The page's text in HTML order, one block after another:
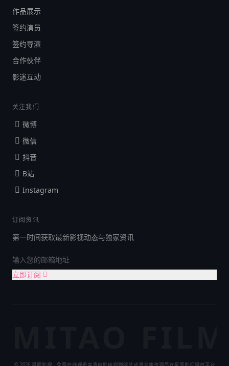
作品展示
签约演员
签约导演
合作伙伴
影迷互动
关注我们
微博
微信
抖音
B站
Instagram
订阅资讯
第一时间获取最新影视动态与独家资讯
立即订阅